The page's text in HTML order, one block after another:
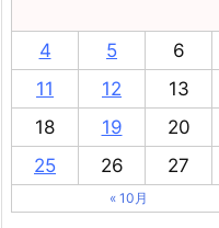
4
5 6
11
12 13
18
19 20
25
26 27
« 10月